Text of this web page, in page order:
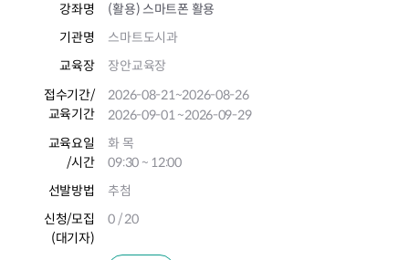
강좌명
(활용) 스마트폰 활용
기관명
스마트도시과
교육장
장안교육장
접수기간/
교육기간
2026-08-21~2026-08-26
2026-09-01~2026-09-29
교육요일
/시간
화 목
09:30 ~ 12:00
선발방법
추첨
신청/모집
(대기자)
0 / 20